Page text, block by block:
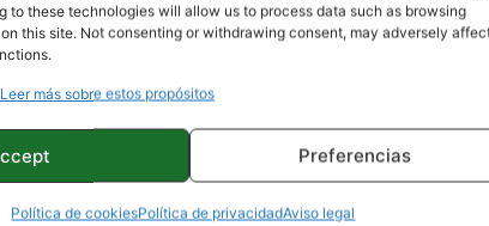
to these technologies will allow us to process data such as browsing
this site. Not consenting or withdrawing consent, may adversely
Leer más sobre estos propósitos
Preferencias
Política de cookiesPolítica de privacidadAviso legal
primeras impresiones de lo mejor de Meizu